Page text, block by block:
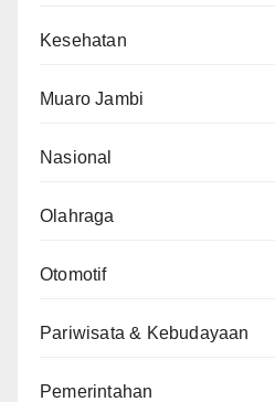
Kesehatan
Muaro Jambi
Nasional
Olahraga
Otomotif
Pariwisata & Kebudayaan
Pemerintahan